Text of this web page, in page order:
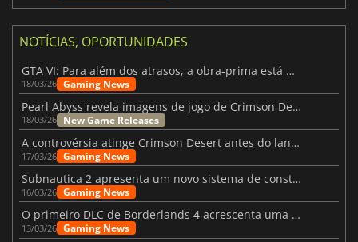
NOTÍCIAS, OPORTUNIDADES
GTA VI: Para além dos atrasos, a obra-prima está quase a chegar
18/03/26 Gaming News
Pearl Abyss revela imagens de jogo de Crimson Desert para a PS5
18/03/26 New Game Releases
A controvérsia atinge Crimson Desert antes do lançamento
17/03/26 Gaming News
Subnautica 2 apresenta um novo sistema de construção de bases
16/03/26 Gaming News
O primeiro DLC de Borderlands 4 acrescenta uma nova personagem e muito mais
13/03/26 Gaming News